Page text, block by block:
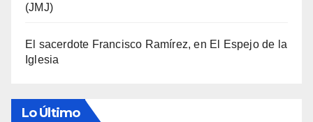
(JMJ)
El sacerdote Francisco Ramírez, en El Espejo de la
Iglesia
Lo Último